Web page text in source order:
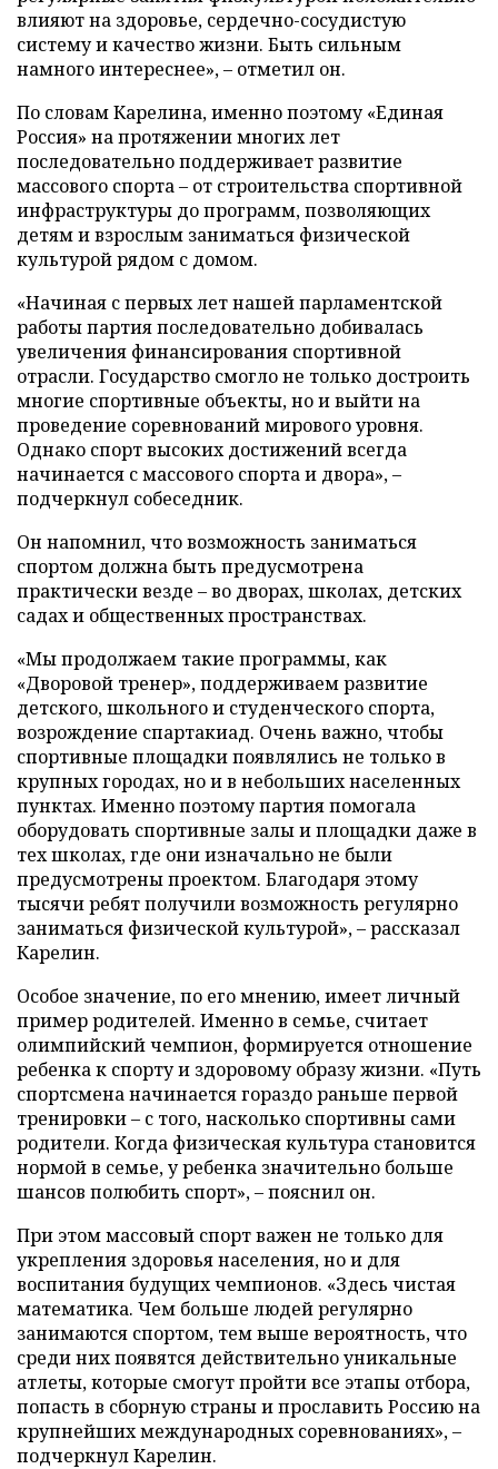
влияют на здоровье, сердечно-сосудистую
систему и качество жизни. Быть сильным
намного интереснее», – отметил он.
По словам Карелина, именно поэтому «Единая
Россия» на протяжении многих лет
последовательно поддерживает развитие
массового спорта – от строительства спортивной
инфраструктуры до программ, позволяющих
детям и взрослым заниматься физической
культурой рядом с домом.
«Начиная с первых лет нашей парламентской
работы партия последовательно добивалась
увеличения финансирования спортивной
отрасли. Государство смогло не только достроить
многие спортивные объекты, но и выйти на
проведение соревнований мирового уровня.
Однако спорт высоких достижений всегда
начинается с массового спорта и двора», –
подчеркнул собеседник.
Он напомнил, что возможность заниматься
спортом должна быть предусмотрена
практически везде – во дворах, школах, детских
садах и общественных пространствах.
«Мы продолжаем такие программы, как
«Дворовой тренер», поддерживаем развитие
детского, школьного и студенческого спорта,
возрождение спартакиад. Очень важно, чтобы
спортивные площадки появлялись не только в
крупных городах, но и в небольших населенных
пунктах. Именно поэтому партия помогала
оборудовать спортивные залы и площадки даже в
тех школах, где они изначально не были
предусмотрены проектом. Благодаря этому
тысячи ребят получили возможность регулярно
заниматься физической культурой», – рассказал
Карелин.
Особое значение, по его мнению, имеет личный
пример родителей. Именно в семье, считает
олимпийский чемпион, формируется отношение
ребенка к спорту и здоровому образу жизни. «Путь
спортсмена начинается гораздо раньше первой
тренировки – с того, насколько спортивны сами
родители. Когда физическая культура становится
нормой в семье, у ребенка значительно больше
шансов полюбить спорт», – пояснил он.
При этом массовый спорт важен не только для
укрепления здоровья населения, но и для
воспитания будущих чемпионов. «Здесь чистая
математика. Чем больше людей регулярно
занимаются спортом, тем выше вероятность, что
среди них появятся действительно уникальные
атлеты, которые смогут пройти все этапы отбора,
попасть в сборную страны и прославить Россию на
крупнейших международных соревнованиях», –
подчеркнул Карелин.